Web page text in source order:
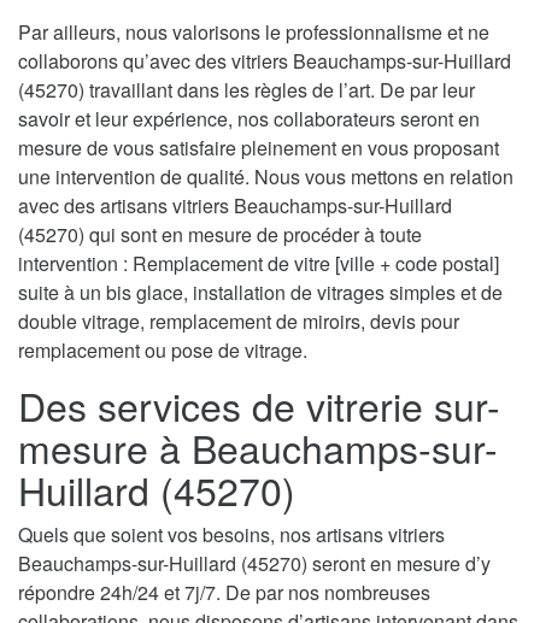
Par ailleurs, nous valorisons le professionnalisme et ne
collaborons qu’avec des vitriers Beauchamps-sur-Huillard
(45270) travaillant dans les règles de l’art. De par leur
savoir et leur expérience, nos collaborateurs seront en
mesure de vous satisfaire pleinement en vous proposant
une intervention de qualité. Nous vous mettons en relation
avec des artisans vitriers Beauchamps-sur-Huillard
(45270) qui sont en mesure de procéder à toute
intervention : Remplacement de vitre [ville + code postal]
suite à un bis glace, installation de vitrages simples et de
double vitrage, remplacement de miroirs, devis pour
remplacement ou pose de vitrage.
Des services de vitrerie sur-
mesure à Beauchamps-sur-
Huillard (45270)
Quels que soient vos besoins, nos artisans vitriers
Beauchamps-sur-Huillard (45270) seront en mesure d’y
répondre 24h/24 et 7j/7. De par nos nombreuses